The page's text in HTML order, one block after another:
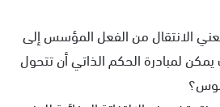
الانتقال من الفعل المؤسس إلى
لمبادرة الحكم الذاتي أن تتحول